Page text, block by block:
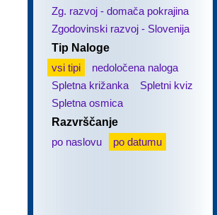
Zg. razvoj - domača pokrajina
Zgodovinski razvoj - Slovenija
Tip Naloge
vsi tipi
nedoločena naloga
Spletna križanka
Spletni kviz
Spletna osmica
Razvrščanje
po naslovu
po datumu